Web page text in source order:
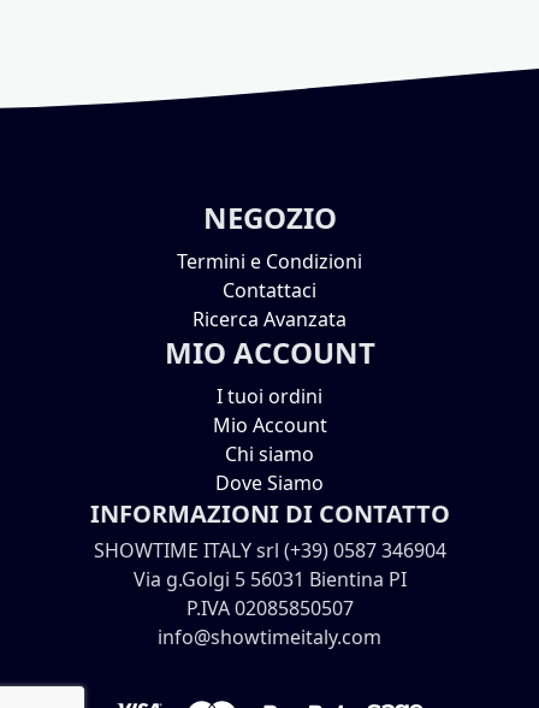
NEGOZIO
Termini e Condizioni
Contattaci
Ricerca Avanzata
MIO ACCOUNT
I tuoi ordini
Mio Account
Chi siamo
Dove Siamo
INFORMAZIONI DI CONTATTO
SHOWTIME ITALY srl (+39) 0587 346904
Via g.Golgi 5 56031 Bientina PI
P.IVA 02085850507
info@showtimeitaly.com